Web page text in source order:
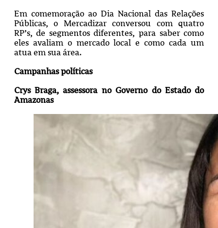
Em comemoração ao Dia Nacional das Relações
Públicas, o Mercadizar conversou com quatro
RP’s, de segmentos diferentes, para saber como
eles avaliam o mercado local e como cada um
atua em sua área.
Campanhas políticas
Crys Braga, assessora no Governo do Estado do
Amazonas